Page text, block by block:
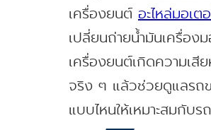
เครื่องยนต์ อะไหล่มอเต
เปลี่ยนถ่ายน้ำมันเครื่อง
เครื่องยนต์เกิดความเสี
จริง ๆ แล้วช่วยดูแลรถขอ
แบบไหนให้เหมาะสมกับ